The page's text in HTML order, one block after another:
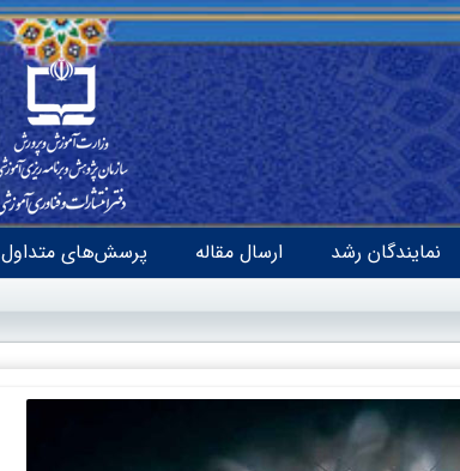
نمایندگان رشد ارسال مقاله پرسش‌های متداول